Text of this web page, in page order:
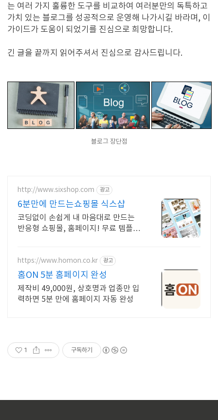
는 여러 가지 훌륭한 도구를 비교하여 여러분만의 독특하고
가치 있는 블로그를 성공적으로 운영해 나가시길 바라며, 이
가이드가 도움이 되었기를 진심으로 희망합니다.
긴 글을 끝까지 읽어주셔서 진심으로 감사드립니다.
블로그 장단점
http://www.sixshop.com 광고
6분만에 만드는쇼핑몰 식스샵
코딩없이 손쉽게 내 마음대로 만드는
반응형 쇼핑몰, 홈페이지! 무료 템플
https://www.homon.co.kr 광고
홈ON 5분 홈페이지 완성
제작비 49,000원, 상호명과 업종만 입
력하면 5분 만에 홈페이지 자동 완성
1 구독하기